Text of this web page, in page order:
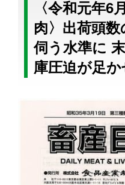
〈令和元年6
肉〉出荷頭
伺う水準に
庫圧迫が足